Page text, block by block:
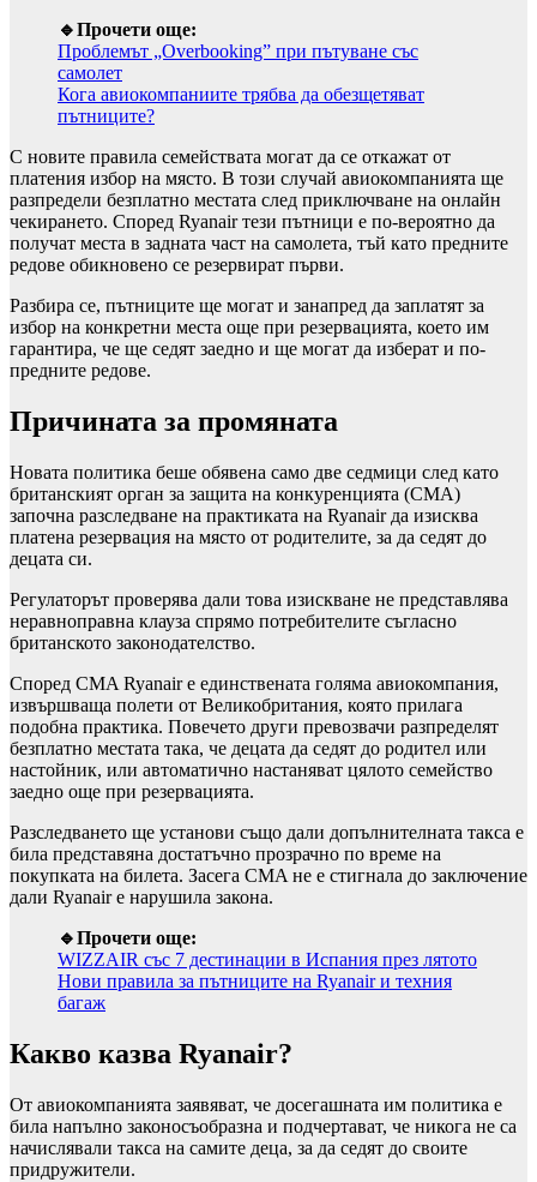
🔹Прочети още:
Проблемът „Overbooking” при пътуване със
самолет
Кога авиокомпаниите трябва да обезщетяват
пътниците?
С новите правила семействата могат да се откажат от
платения избор на място. В този случай авиокомпанията ще
разпредели безплатно местата след приключване на онлайн
чекирането. Според Ryanair тези пътници е по-вероятно да
получат места в задната част на самолета, тъй като предните
редове обикновено се резервират първи.
Разбира се, пътниците ще могат и занапред да заплатят за
избор на конкретни места още при резервацията, което им
гарантира, че ще седят заедно и ще могат да изберат и по-
предните редове.
Причината за промяната
Новата политика беше обявена само две седмици след като
британският орган за защита на конкуренцията (CMA)
започна разследване на практиката на Ryanair да изисква
платена резервация на място от родителите, за да седят до
децата си.
Регулаторът проверява дали това изискване не представлява
неравноправна клауза спрямо потребителите съгласно
британското законодателство.
Според CMA Ryanair е единствената голяма авиокомпания,
извършваща полети от Великобритания, която прилага
подобна практика. Повечето други превозвачи разпределят
безплатно местата така, че децата да седят до родител или
настойник, или автоматично настаняват цялото семейство
заедно още при резервацията.
Разследването ще установи също дали допълнителната такса е
била представяна достатъчно прозрачно по време на
покупката на билета. Засега CMA не е стигнала до заключение
дали Ryanair е нарушила закона.
🔹Прочети още:
WIZZAIR със 7 дестинации в Испания през лятото
Нови правила за пътниците на Ryanair и техния
багаж
Какво казва Ryanair?
От авиокомпанията заявяват, че досегашната им политика е
била напълно законосъобразна и подчертават, че никога не са
начислявали такса на самите деца, за да седят до своите
придружители.